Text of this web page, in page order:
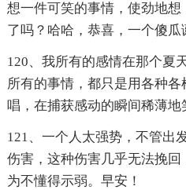
想一件可笑的事情，使劲地想
了吗？哈哈，恭喜，一个傻瓜
120、我所有的感情在那个夏
所有的事情，都只是用各种
唱，在捕获感动的瞬间稀薄地
121、一个人太强势，不管出
伤害，这种伤害几乎无法挽
为不懂得示弱。早安！